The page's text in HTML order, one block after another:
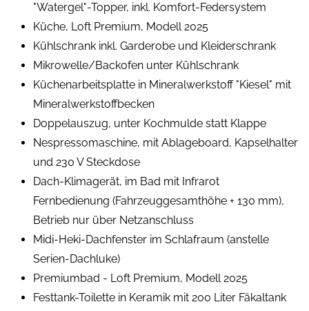
"Watergel"-Topper, inkl. Komfort-Federsystem
Küche, Loft Premium, Modell 2025
Kühlschrank inkl. Garderobe und Kleiderschrank
Mikrowelle/Backofen unter Kühlschrank
Küchenarbeitsplatte in Mineralwerkstoff "Kiesel" mit
Mineralwerkstoffbecken
Doppelauszug, unter Kochmulde statt Klappe
Nespressomaschine, mit Ablageboard, Kapselhalter
und 230 V Steckdose
Dach-Klimagerät, im Bad mit Infrarot
Fernbedienung (Fahrzeuggesamthöhe + 130 mm),
Betrieb nur über Netzanschluss
Midi-Heki-Dachfenster im Schlafraum (anstelle
Serien-Dachluke)
Premiumbad - Loft Premium, Modell 2025
Festtank-Toilette in Keramik mit 200 Liter Fäkaltank